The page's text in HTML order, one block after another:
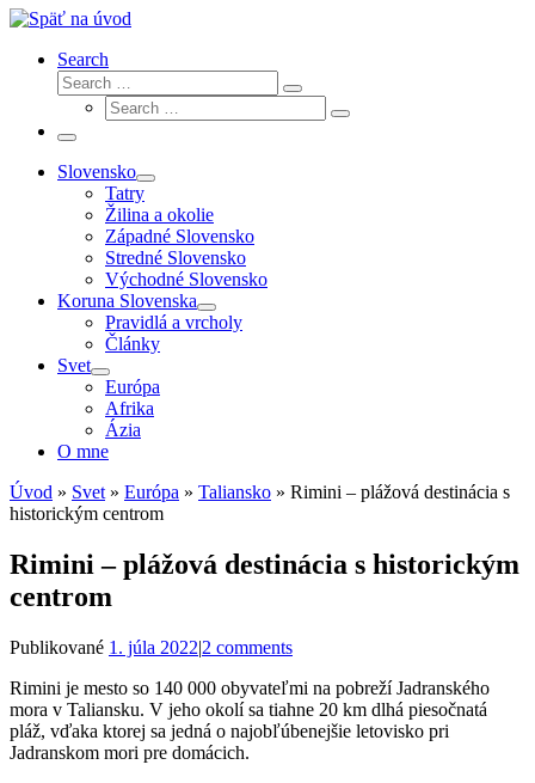
Search
Search
Search
Search
Search
Menu
Slovensko
Tatry
Žilina a okolie
Západné Slovensko
Stredné Slovensko
Východné Slovensko
Koruna Slovenska
Pravidlá a vrcholy
Články
Svet
Európa
Afrika
Ázia
O mne
Úvod » Svet » Európa » Taliansko » Rimini – plážová destinácia s
historickým centrom
Rimini – plážová destinácia s historickým
centrom
Publikované 1. júla 2022|2 comments
Rimini je mesto so 140 000 obyvateľmi na pobreží Jadranského
mora v Taliansku. V jeho okolí sa tiahne 20 km dlhá piesočnatá
pláž, vďaka ktorej sa jedná o najobľúbenejšie letovisko pri
Jadranskom mori pre domácich.